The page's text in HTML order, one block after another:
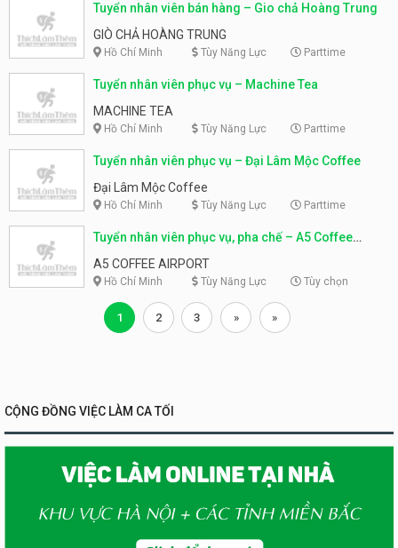
Tuyển nhân viên bán hàng – Gio chả Hoàng Trung
GIÒ CHẢ HOÀNG TRUNG
Hồ Chí Minh Tùy Năng Lực Parttime
Tuyển nhân viên phục vụ – Machine Tea
MACHINE TEA
Hồ Chí Minh Tùy Năng Lực Parttime
Tuyển nhân viên phục vụ – Đại Lâm Mộc Coffee
Đại Lâm Mộc Coffee
Hồ Chí Minh Tùy Năng Lực Parttime
Tuyển nhân viên phục vụ, pha chế – A5 Coffee
Airport
A5 COFFEE AIRPORT
Hồ Chí Minh Tùy Năng Lực Tùy chọn
1 2 3 » »
CỘNG ĐỒNG VIỆC LÀM CA TỐI